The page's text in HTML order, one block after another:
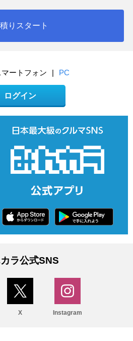
りスタート
マートフォン | PC
ログイン
ラ公式SNS
X Instagram